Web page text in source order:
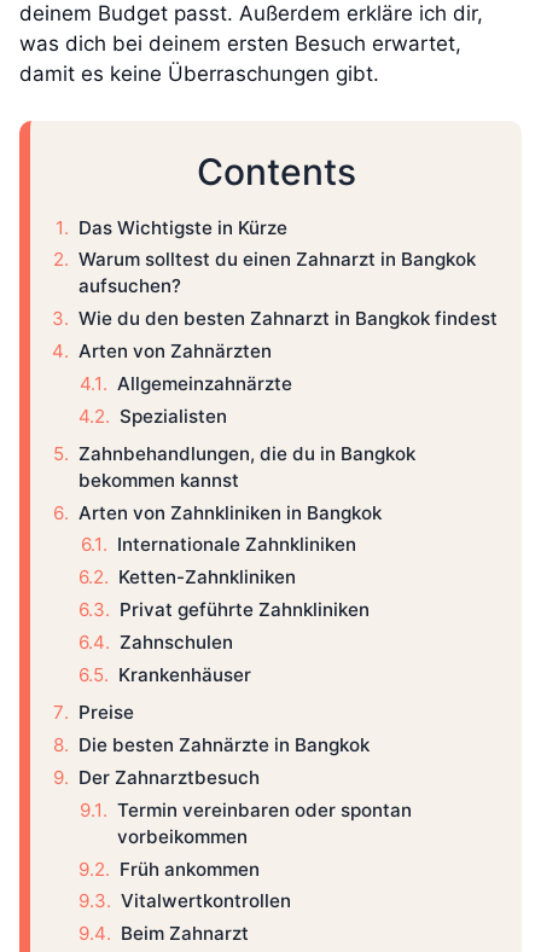
deinem Budget passt. Außerdem erkläre ich dir,
was dich bei deinem ersten Besuch erwartet,
damit es keine Überraschungen gibt.
Contents
Das Wichtigste in Kürze
Warum solltest du einen Zahnarzt in Bangkok
aufsuchen?
Wie du den besten Zahnarzt in Bangkok findest
Arten von Zahnärzten
Allgemeinzahnärzte
Spezialisten
Zahnbehandlungen, die du in Bangkok
bekommen kannst
Arten von Zahnkliniken in Bangkok
Internationale Zahnkliniken
Ketten-Zahnkliniken
Privat geführte Zahnkliniken
Zahnschulen
Krankenhäuser
Preise
Die besten Zahnärzte in Bangkok
Der Zahnarztbesuch
Termin vereinbaren oder spontan
vorbeikommen
Früh ankommen
Vitalwertkontrollen
Beim Zahnarzt